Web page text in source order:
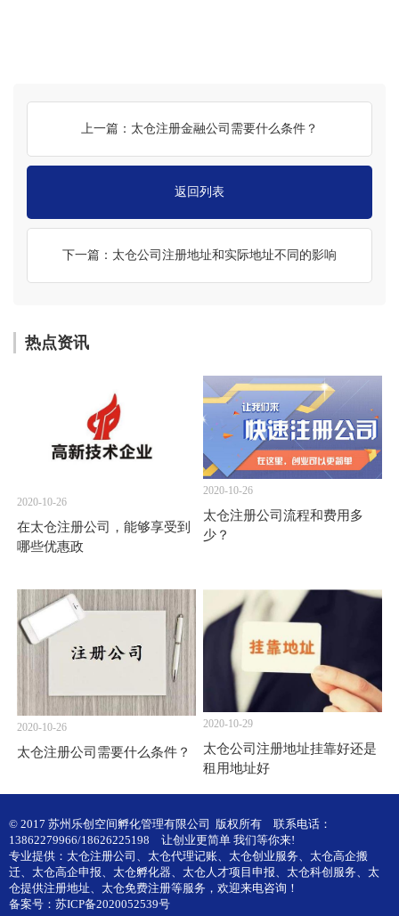
上一篇：太仓注册金融公司需要什么条件？
返回列表
下一篇：太仓公司注册地址和实际地址不同的影响
热点资讯
2020-10-26
在太仓注册公司，能够享受到
哪些优惠政
2020-10-26
太仓注册公司流程和费用多
少？
2020-10-26
太仓注册公司需要什么条件？
2020-10-29
太仓公司注册地址挂靠好还是
租用地址好
© 2017 苏州乐创空间孵化管理有限公司 版权所有
联系电话：
13862279966/18626225198
让创业更简单 我们等你来!
专业提供： 太仓注册公司 、 太仓代理记账、 太仓创业服务、 太仓高企搬
迁、 太仓高企申报、 太仓孵化器、 太仓人才项目申报、 太仓科创服务、 太
仓提供注册地址、 太仓免费注册等服务，欢迎来电咨询！
备案号： 苏ICP备2020052539号